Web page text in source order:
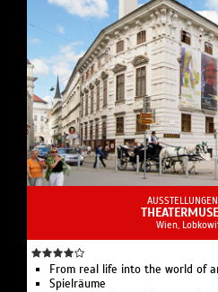
Wien,
From real life into the world of
Spielräume